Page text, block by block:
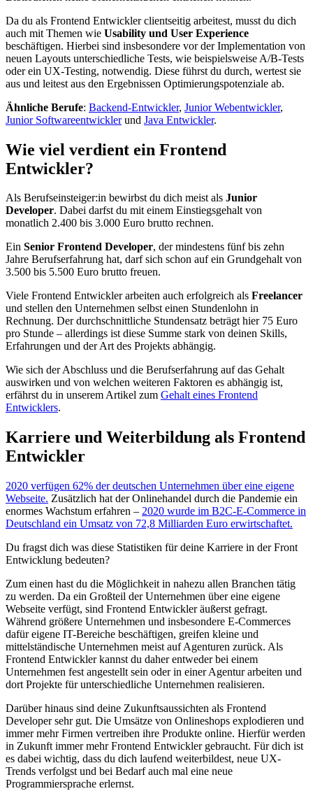
Da du als Frontend Entwickler clientseitig arbeitest, musst du dich
auch mit Themen wie Usability und User Experience
beschäftigen. Hierbei sind insbesondere vor der Implementation von
neuen Layouts unterschiedliche Tests, wie beispielsweise A/B-Tests
oder ein UX-Testing, notwendig. Diese führst du durch, wertest sie
aus und leitest aus den Ergebnissen Optimierungspotenziale ab.
Ähnliche Berufe: Backend-Entwickler, Junior Webentwickler,
Junior Softwareentwicklerund Java Entwickler.
Wie viel verdient ein Frontend
Entwickler?
Als Berufseinsteiger:in bewirbst du dich meist als Junior
Developer. Dabei darfst du mit einem Einstiegsgehalt von
monatlich 2.400 bis 3.000 Euro brutto rechnen.
Ein Senior Frontend Developer, der mindestens fünf bis zehn
Jahre Berufserfahrung hat, darf sich schon auf ein Grundgehalt von
3.500 bis 5.500 Euro brutto freuen.
Viele Frontend Entwickler arbeiten auch erfolgreich als Freelancer
und stellen den Unternehmen selbst einen Stundenlohn in
Rechnung. Der durchschnittliche Stundensatz beträgt hier 75 Euro
pro Stunde – allerdings ist diese Summe stark von deinen Skills,
Erfahrungen und der Art des Projekts abhängig.
Wie sich der Abschluss und die Berufserfahrung auf das Gehalt
auswirken und von welchen weiteren Faktoren es abhängig ist,
erfährst du in unserem Artikel zum Gehalt eines Frontend
Entwicklers.
Karriere und Weiterbildung als Frontend
Entwickler
2020 verfügen 62% der deutschen Unternehmen über eine eigene
Webseite. Zusätzlich hat der Onlinehandel durch die Pandemie ein
enormes Wachstum erfahren – 2020 wurde im B2C-E-Commerce in
Deutschland ein Umsatz von 72,8 Milliarden Euro erwirtschaftet.
Du fragst dich was diese Statistiken für deine Karriere in der Front
Entwicklung bedeuten?
Zum einen hast du die Möglichkeit in nahezu allen Branchen tätig
zu werden. Da ein Großteil der Unternehmen über eine eigene
Webseite verfügt, sind Frontend Entwickler äußerst gefragt.
Während größere Unternehmen und insbesondere E-Commerces
dafür eigene IT-Bereiche beschäftigen, greifen kleine und
mittelständische Unternehmen meist auf Agenturen zurück. Als
Frontend Entwickler kannst du daher entweder bei einem
Unternehmen fest angestellt sein oder in einer Agentur arbeiten und
dort Projekte für unterschiedliche Unternehmen realisieren.
Darüber hinaus sind deine Zukunftsaussichten als Frontend
Developer sehr gut. Die Umsätze von Onlineshops explodieren und
immer mehr Firmen vertreiben ihre Produkte online. Hierfür werden
in Zukunft immer mehr Frontend Entwickler gebraucht. Für dich ist
es dabei wichtig, dass du dich laufend weiterbildest, neue UX-
Trends verfolgst und bei Bedarf auch mal eine neue
Programmiersprache erlernst.